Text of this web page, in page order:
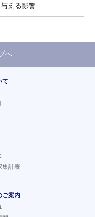
える影響
へ
て
集計表
ご案内